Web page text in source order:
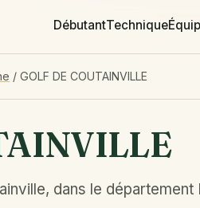
DébutantTechnique
/ GOLF DE COUTAINVILLE
dans le département